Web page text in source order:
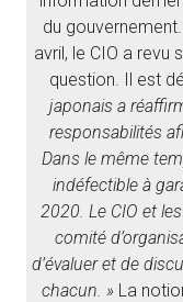
du
avril, le CIO a revu
question. Il est
japonais a
responsabilités
Dans le même
indéfectible à
2020. Le CIO et
comité
d’évaluer et de
chacun. » La